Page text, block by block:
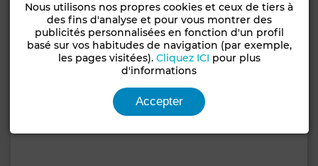
Nous utilisons nos propres cookies et ceux de tiers à
des fins d'analyse et pour vous montrer des
publicités personnalisées en fonction d'un profil
basé sur vos habitudes de navigation (par exemple,
les pages visitées). Cliquez ICI pour plus
d'informations
Accepter